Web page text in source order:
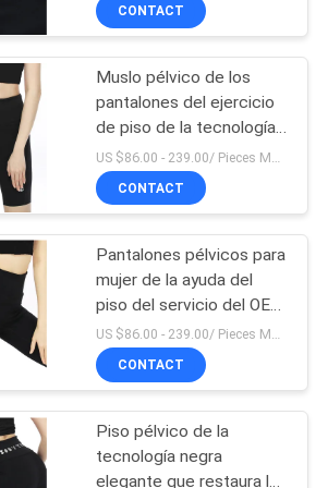
14
del ccsme
44
CONTACT
Muslo pélvico de los
pantalones del ejercicio
de piso de la tecnología
femenina del ccsme que
adelgaza los pantalones
del entrenamiento
CONTACT
Pantalones pélvicos para
mujer de la ayuda del
piso del servicio del OEM
que adelgazan los
pantalones del
entrenamiento
US $86.00 - 239.00/ Pieces MOQ:1pieces
CONTACT
Piso pélvico de la
tecnología negra
elegante que restaura las